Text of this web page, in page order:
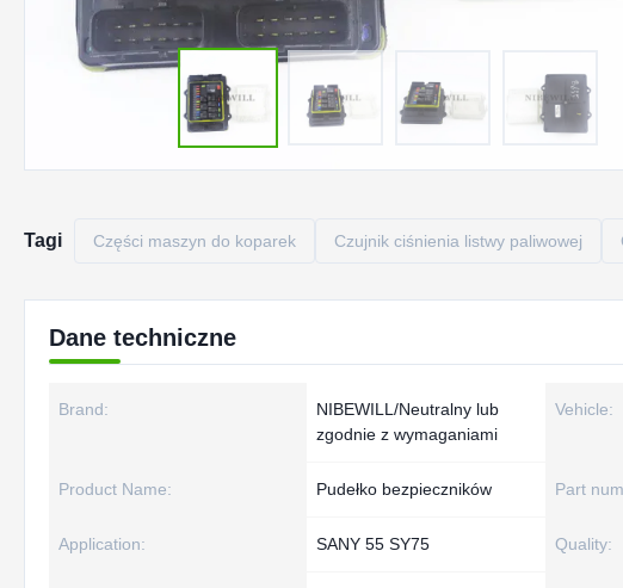
Tagi Części maszyn do koparek Czujnik ciśnienia listwy paliwowej
Dane techniczne
Brand:
NIBEWILL/Neutralny lub
zgodnie z wymaganiami
Vehicle:
Product Name: Pudełko bezpieczników Part
Application: SANY 55 SY75 Quality: